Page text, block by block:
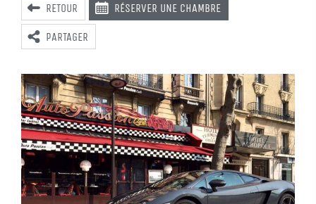
RETOUR RÉSERVER UNE CHAMBRE
PARTAGER